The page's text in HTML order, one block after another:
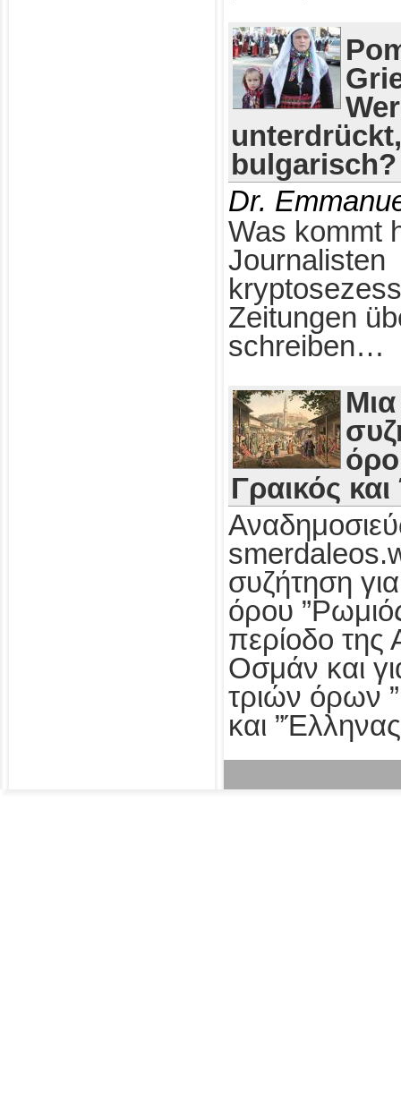
bulgarisch?
Dr.
Was kommt
Journalisten
Zeitungen
schreiben…
Μια
Γραικός
συζήτηση
όρου
περίοδο της
Οσμάν και
τριών όρων
και